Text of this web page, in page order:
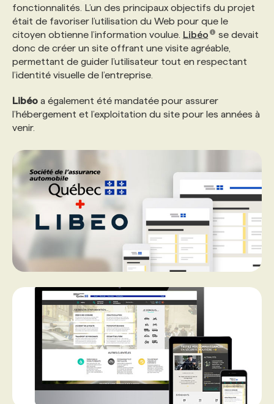
NOS AUTEUR‧RICES
POURQUOI CHOISIR NOS FORMATIONS
NOS TARIFS
PROGRAMMES DE SUBVENTIONS
ANNONCEZ AVEC NOUS
FAQ
ANNONCEZ AVEC NOUS
fonctionnalités. L’un des principaux objectifs du projet
était de favoriser l’utilisation du Web pour que le
citoyen obtienne l’information voulue. Libéo
se devait
donc de créer un site offrant une visite agréable,
permettant de guider l’utilisateur tout en respectant
l’identité visuelle de l’entreprise.
Libéo a également été mandatée pour assurer
l’hébergement et l’exploitation du site pour les années à
venir.